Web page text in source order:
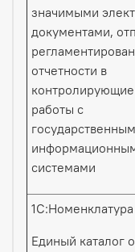
значимыми
документами,
отчетности в
работы с
системами
1С:Номенклатура
Единый каталог